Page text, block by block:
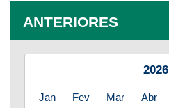
ANTERIORES
2026
Jan Fev Mar Abr